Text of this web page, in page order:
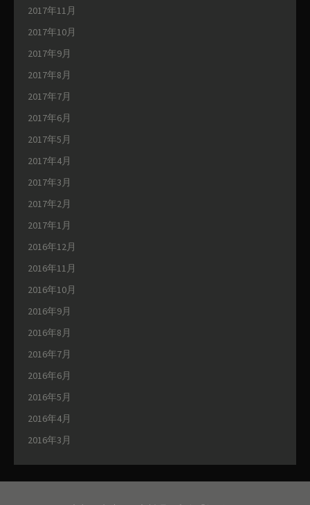
2017年11月
2017年10月
2017年9月
2017年8月
2017年7月
2017年6月
2017年5月
2017年4月
2017年3月
2017年2月
2017年1月
2016年12月
2016年11月
2016年10月
2016年9月
2016年8月
2016年7月
2016年6月
2016年5月
2016年4月
2016年3月